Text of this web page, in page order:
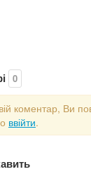
0
коментар, Ви
ввійти.